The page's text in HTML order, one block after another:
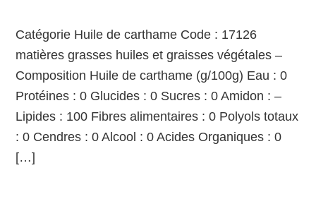
Catégorie Huile de carthame Code : 17126
matières grasses huiles et graisses végétales –
Composition Huile de carthame (g/100g) Eau : 0
Protéines : 0 Glucides : 0 Sucres : 0 Amidon : –
Lipides : 100 Fibres alimentaires : 0 Polyols totaux
: 0 Cendres : 0 Alcool : 0 Acides Organiques : 0
[…]